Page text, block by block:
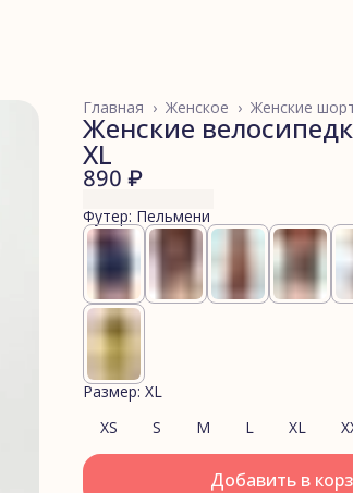
Женские
Женское ›
Главная ›
Женские
XL
890 ₽
Футер: Пельмени
Размер: XL
XS
S M L XL
Добавить в